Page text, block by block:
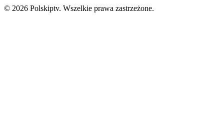
© 2026 Polskiptv. Wszelkie prawa zastrzeżone.